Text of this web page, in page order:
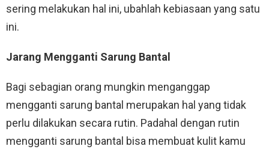
sering melakukan hal ini, ubahlah kebiasaan yang satu
ini.
Jarang Mengganti Sarung Bantal
Bagi sebagian orang mungkin menganggap
mengganti sarung bantal merupakan hal yang tidak
perlu dilakukan secara rutin. Padahal dengan rutin
mengganti sarung bantal bisa membuat kulit kamu